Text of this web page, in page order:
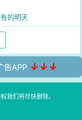
的明天
告APP ↓↓↓
我们将尽快删除。